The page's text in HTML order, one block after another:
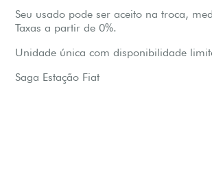
Seu usado pode ser aceito na troca,
Taxas a partir de 0%.
Unidade única com disponibilidade
Saga Estação Fiat